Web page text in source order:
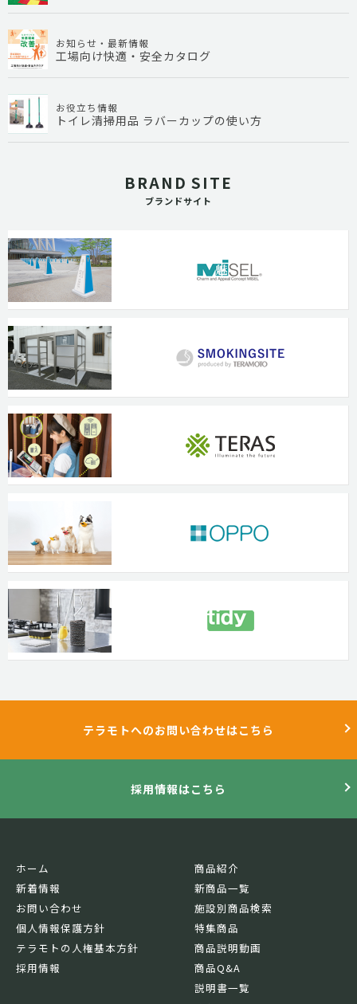
お知らせ・最新情報
工場向け快適・安全カタログ
お役立ち情報
トイレ清掃用品 ラバーカップの使い方
BRAND SITE
ブランドサイト
テラモトへのお問い合わせはこちら
採用情報はこちら
ホーム
新着情報
お問い合わせ
個人情報保護方針
テラモトの人権基本方針
採用情報
商品紹介
新商品一覧
施設別商品検索
特集商品
商品説明動画
商品Q&A
説明書一覧